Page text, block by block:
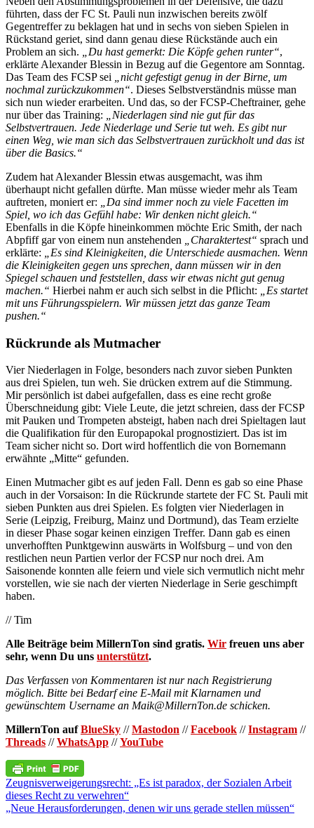
führten, dass der FC St. Pauli nun inzwischen bereits zwölf
Gegentreffer zu beklagen hat und in sechs von sieben Spielen in
Rückstand geriet, sind dann genau diese Rückstände auch ein
Problem an sich.
„Du hast gemerkt: Die Köpfe gehen runter“,
erklärte Alexander Blessin in Bezug auf die Gegentore am Sonntag.
Das Team des FCSP sei
„nicht gefestigt genug in der Birne, um
nochmal zurückzukommen“. Dieses Selbstverständnis müsse man
sich nun wieder erarbeiten. Und das, so der FCSP-Cheftrainer, gehe
nur über das Training:
„Niederlagen sind nie gut für das
Selbstvertrauen. Jede Niederlage und Serie tut weh. Es gibt nur
einen Weg, wie man sich das Selbstvertrauen zurückholt und das ist
über die Basics.“
Zudem hat Alexander Blessin etwas ausgemacht, was ihm
überhaupt nicht gefallen dürfte. Man müsse wieder mehr als Team
auftreten, moniert er:
„Da sind immer noch zu viele Facetten im
Spiel, wo ich das Gefühl habe: Wir denken nicht gleich.“
Ebenfalls in die Köpfe hineinkommen möchte Eric Smith, der nach
Abpfiff gar von einem nun anstehenden
„Charaktertest“ sprach und
erklärte:
„Es sind Kleinigkeiten, die Unterschiede ausmachen. Wenn
die Kleinigkeiten gegen uns sprechen, dann müssen wir in den
Spiegel schauen und feststellen, dass wir etwas nicht gut genug
machen.“ Hierbei nahm er auch sich selbst in die Pflicht:
„Es startet
mit uns Führungsspielern. Wir müssen jetzt das ganze Team
pushen.“
Rückrunde als Mutmacher
Vier Niederlagen in Folge, besonders nach zuvor sieben Punkten
aus drei Spielen, tun weh. Sie drücken extrem auf die Stimmung.
Mir persönlich ist dabei aufgefallen, dass es eine recht große
Überschneidung gibt: Viele Leute, die jetzt schreien, dass der FCSP
mit Pauken und Trompeten absteigt, haben nach drei Spieltagen laut
die Qualifikation für den Europapokal prognostiziert. Das ist im
Team sicher nicht so. Dort wird hoffentlich die von Bornemann
erwähnte „Mitte“ gefunden.
Einen Mutmacher gibt es auf jeden Fall. Denn es gab so eine Phase
auch in der Vorsaison: In die Rückrunde startete der FC St. Pauli mit
sieben Punkten aus drei Spielen. Es folgten vier Niederlagen in
Serie (Leipzig, Freiburg, Mainz und Dortmund), das Team erzielte
in dieser Phase sogar keinen einzigen Treffer. Dann gab es einen
unverhofften Punktgewinn auswärts in Wolfsburg – und von den
restlichen neun Partien verlor der FCSP nur noch drei. Am
Saisonende konnten alle feiern und viele sich vermutlich nicht mehr
vorstellen, wie sie nach der vierten Niederlage in Serie geschimpft
haben.
// Tim
Alle Beiträge beim MillernTon sind gratis. Wir freuen uns aber
sehr, wenn Du uns unterstützt.
Das Verfassen von Kommentaren ist nur nach Registrierung
möglich. Bitte bei Bedarf eine E-Mail mit Klarnamen und
gewünschtem Username an Maik@MillernTon.de schicken.
MillernTon aufBlueSky //Mastodon //Facebook //Instagram //
Threads //WhatsApp //YouTube
Beitragsnavigation
Zeugnisverweigerungsrecht: „Es ist paradox, der Sozialen Arbeit
dieses Recht zu verwehren“
„Neue Herausforderungen, denen wir uns gerade stellen müssen“